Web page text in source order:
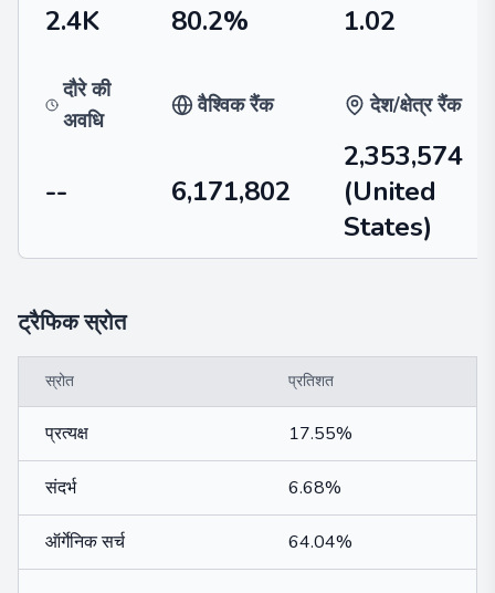
2.4K 80.2% 1.02
दौरे की
अवधि
वैश्विक रैंक देश/क्षेत्र रैंक
-- 6,171,802
2,353,574
(United
States)
ट्रैफिक स्रोत
स्रोत प्रतिशत
प्रत्यक्ष 17.55%
संदर्भ 6.68%
ऑर्गेनिक सर्च 64.04%